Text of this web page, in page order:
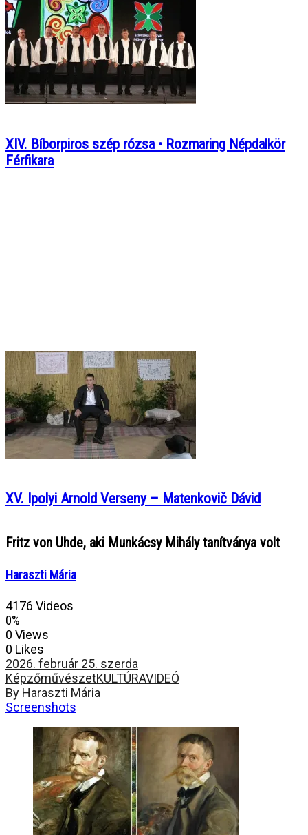
XIV. Bíborpiros szép rózsa • Rozmaring Népdalkör
Férfikara
XV. Ipolyi Arnold Verseny – Matenkovič Dávid
Fritz von Uhde, aki Munkácsy Mihály tanítványa volt
Haraszti Mária
4176 Videos
0%
0 Views
0 Likes
2026. február 25. szerda
KépzőművészetKULTÚRAVIDEÓ
By Haraszti Mária
Screenshots